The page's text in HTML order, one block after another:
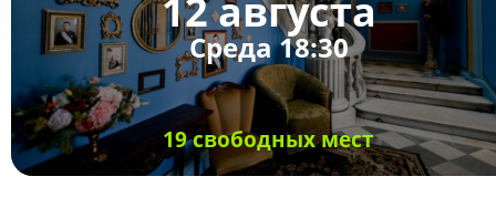
12 августа
Среда 18:30
19 свободных мест